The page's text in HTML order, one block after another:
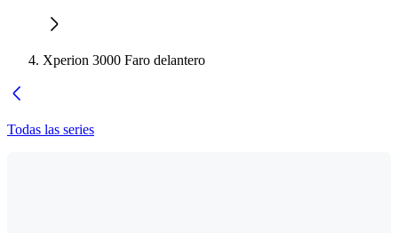
Xperion 3000 Faro delantero
Todas las series